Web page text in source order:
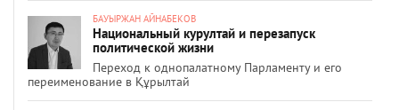
БАУЫРЖАН АЙНАБЕКОВ
Национальный курултай и перезапуск
политической жизни
Переход к однопалатному Парламенту и его
переименование в Құрылтай